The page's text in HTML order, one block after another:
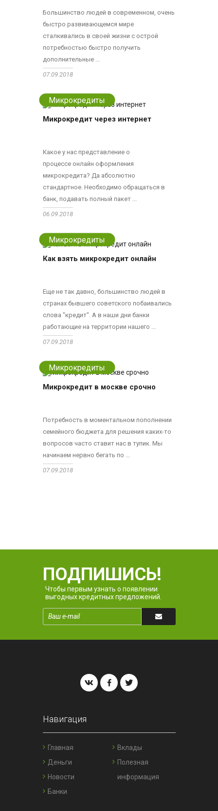
Большинство людей в современном, очень
быстро развивающемся мире
сталкивались в своей жизни с острой
потребностью быстро получить
дополнительные ...
07.09.2018
Микрокредиты
Микрокредит через интернет
Какое у нас представление о
процессе онлайн оформления
микрокредита? Да абсолютно
стандартное. Необходимо обращаться в
банк, подавать полный пакет ...
06.09.2018
Микрокредиты
Как взять микрокредит онлайн
Еще не так давно, большинство людей в
странах бывшего советского побаивались
слова "кредит". А в наши дни банки
работающие на территории нашего ...
07.09.2018
Микрокредиты
Микрокредит в москве срочно
Потребность в моментальном пополнении
семейного бюджета для решения каких-то
вопросов часто ставит нас в тупик. Мы
начинаем нервно бегать по ...
07.09.2018
ПОДПИШИСЬ!
Чтобы первым узнать о появлении
выгодных кредитных предложений.
Навигация
Главная
Деньги
Новости
Банки
Вклады
Полезная
информация